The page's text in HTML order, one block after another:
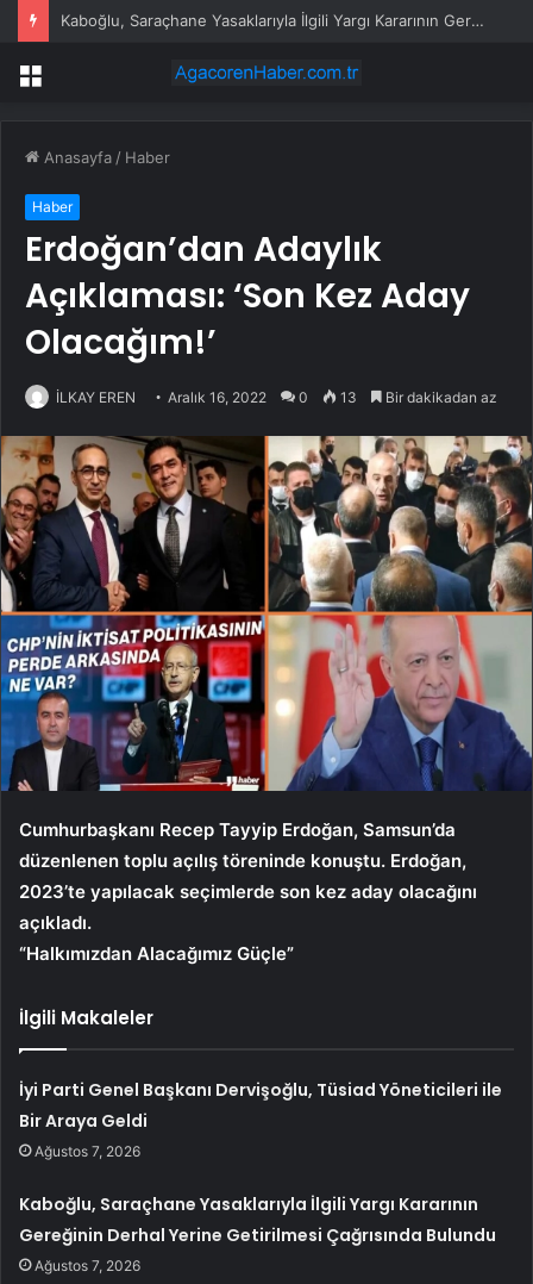
Kaboğlu, Saraçhane Yasaklarıyla İlgili Yargı Kararının Gereğinin Derhal Yerine Getirilmesi Çağrısında Bulundu
Menü
Anasayfa / Haber
Haber
Erdoğan’dan Adaylık
Açıklaması: ‘Son Kez Aday
Olacağım!’
İLKAY EREN Aralık 16, 2022 0 13 Bir dakikadan az
Cumhurbaşkanı Recep Tayyip Erdoğan, Samsun’da
düzenlenen toplu açılış töreninde konuştu. Erdoğan,
2023’te yapılacak seçimlerde son kez aday olacağını
açıkladı.
“Halkımızdan Alacağımız Güçle”
İlgili Makaleler
İyi Parti Genel Başkanı Dervişoğlu, Tüsiad Yöneticileri ile
Bir Araya Geldi
Ağustos 7, 2026
Kaboğlu, Saraçhane Yasaklarıyla İlgili Yargı Kararının
Gereğinin Derhal Yerine Getirilmesi Çağrısında Bulundu
Ağustos 7, 2026